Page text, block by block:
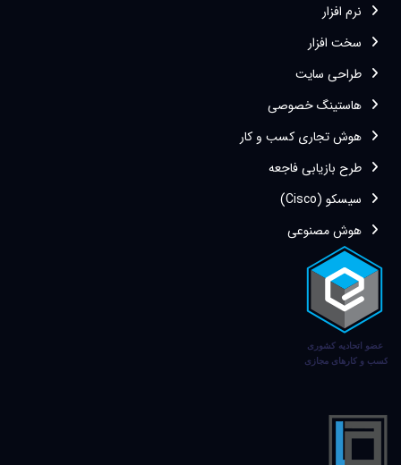
نرم افزار
سخت افزار
طراحی سایت
هاستینگ خصوصی
هوش تجاری کسب و کار
طرح بازیابی فاجعه
سیسکو (Cisco)
هوش مصنوعی